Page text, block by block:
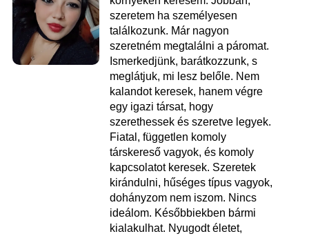
szeretem ha személyesen
találkozunk. Már nagyon
szeretném megtalálni a páromat.
Ismerkedjünk, barátkozzunk, s
meglátjuk, mi lesz belőle. Nem
kalandot keresek, hanem végre
egy igazi társat, hogy
szerethessek és szeretve legyek.
Fiatal, független komoly
társkereső vagyok, és komoly
kapcsolatot keresek. Szeretek
kirándulni, hűséges típus vagyok,
dohányzom nem iszom. Nincs
ideálom. Későbbiekben bármi
kialakulhat. Nyugodt életet,